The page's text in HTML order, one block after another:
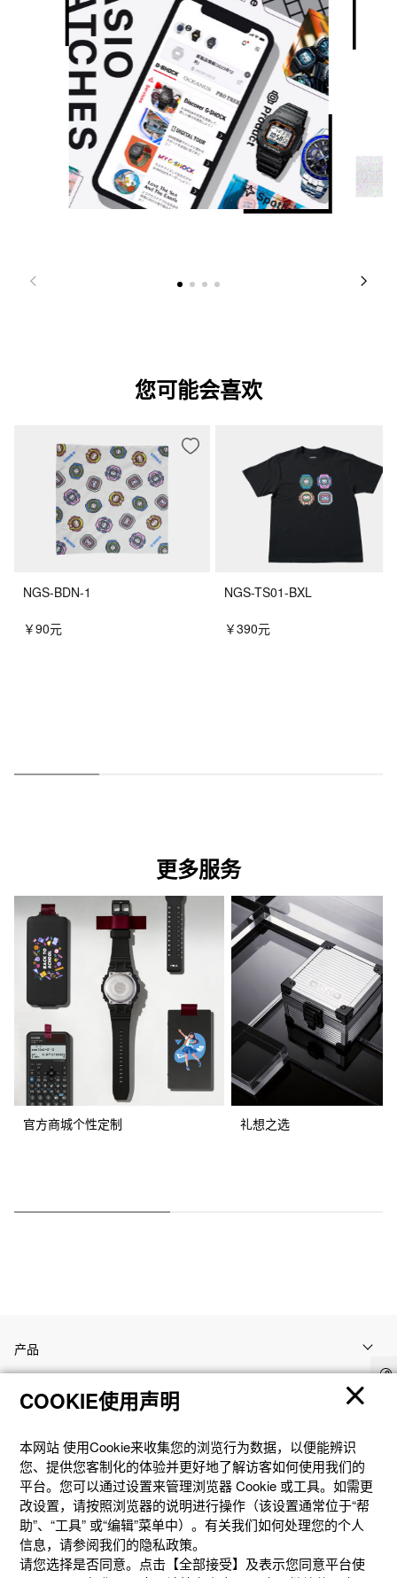
您可能会喜欢
NGS-BDN-1
￥90元
NGS-TS01-BXL
￥390元
更多服务
官方商城个性定制 礼想之选
产品
客户支持
资讯
社交媒体
COOKIE使用声明
本网站 使⽤Cookie来收集您的浏览⾏为数据，以便能辨识
您、提供您客制化的体验并更好地了解访客如何使⽤我们的
平台。您可以通过设置来管理浏览器 Cookie 或⼯具。如需更
改设置，请按照浏览器的说明进⾏操作（该设置通常位于“帮
助”、“⼯具” 或“编辑”菜单中）。有关我们如何处理您的个⼈
信息，请参阅我们的隐私政策。
请您选择是否同意。点击【全部接受】及表示您同意平台使